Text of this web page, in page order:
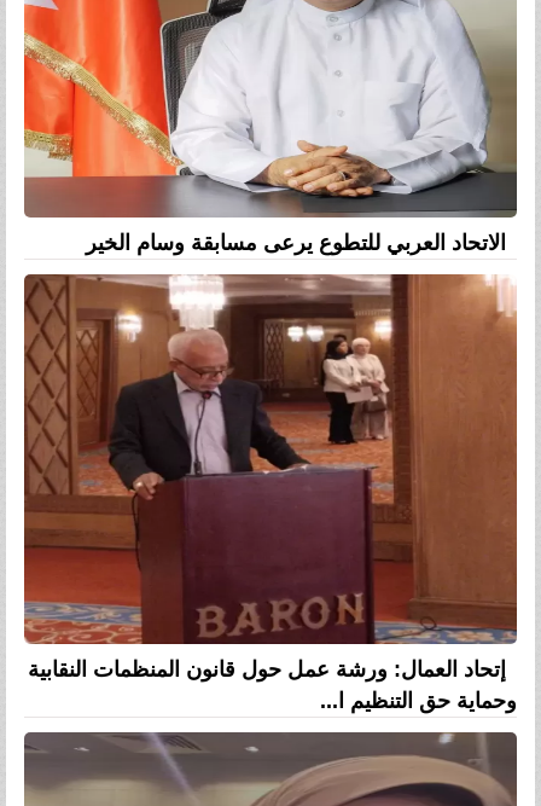
الاتحاد العربي للتطوع يرعى مسابقة وسام الخير
إتحاد العمال: ورشة عمل حول قانون المنظمات النقابية
وحماية حق التنظيم ا...